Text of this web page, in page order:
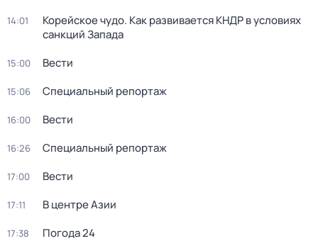
14:01
Корейское чудо. Как развивается КНДР в условиях
санкций Запада
15:00 Вести
15:06 Специальный репортаж
16:00 Вести
16:26 Специальный репортаж
17:00 Вести
17:11 В центре Азии
17:38 Погода 24